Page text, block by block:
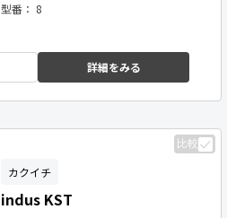
型番： 8
詳細をみる
比較
カクイチ
indus KST